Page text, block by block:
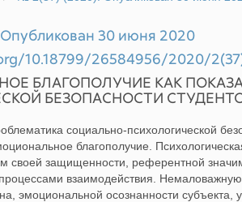
30 июня 2020
10.18799/26584956/2020/
БЛАГОПОЛУЧИЕ КАК
БЕЗОПАСНОСТИ
социально-психологической
благополучие.
своей защищенности, референтной
взаимодействия. Немаловажную
эмоциональной осознанности субъекта,